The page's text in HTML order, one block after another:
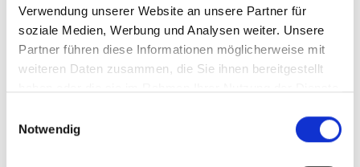
Verwendung unserer Website an unsere Partner für
soziale Medien, Werbung und Analysen weiter. Unsere
Partner führen diese Informationen möglicherweise mit
weiteren Daten zusammen, die Sie ihnen bereitgestellt
Notwendig
Prices incl. VAT plus shipping costs